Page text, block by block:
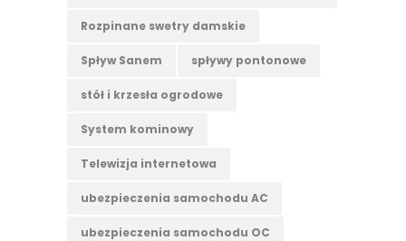
Rozpinane swetry damskie
Spływ Sanem spływy pontonowe
stół i krzesła ogrodowe
System kominowy
Telewizja internetowa
ubezpieczenia samochodu AC
ubezpieczenia samochodu OC